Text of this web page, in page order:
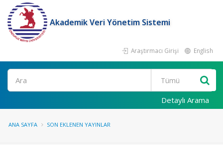
Akademik Veri Yönetim Sistemi
Araştırmacı Girişi English
Ara
Detaylı Arama
ANA SAYFA SON EKLENEN YAYINLAR